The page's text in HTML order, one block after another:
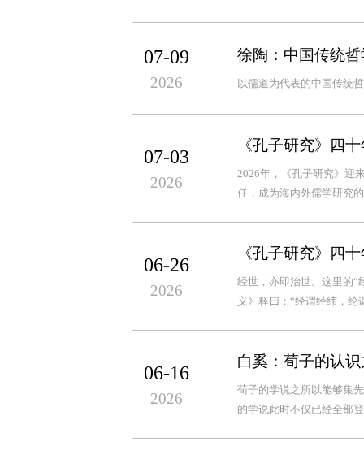
07-09
2026
徐陶：中国传统
以儒道为代表的中国传统
07-03
2026
《孔子研究》四
2026年，《孔子研究》迎
任，成为海内外儒学研究
06-26
2026
《孔子研究》四
经世，亦即治世。这里的“
义》释曰：“经谓经纬，
06-16
2026
白奚：荀子的认
荀子的学说之所以能够集
的学说此时不仅已经全部